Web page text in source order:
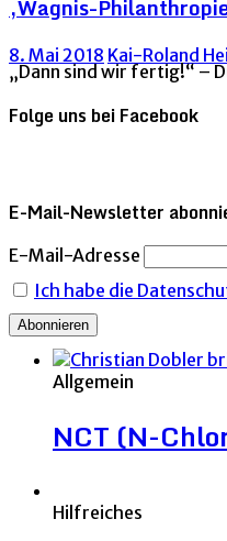
‚Wagnis-
8. Mai 2018 Kai-Roland
„Dann sind wir fertig!“ –
Folge uns bei Facebook
E-Mail-Newsletter
E-Mail-Adresse
Ich habe die
Allgemein
NCT (N-
Hilfreiches